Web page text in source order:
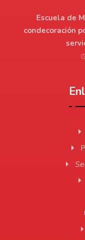
Escuela de
condecoración